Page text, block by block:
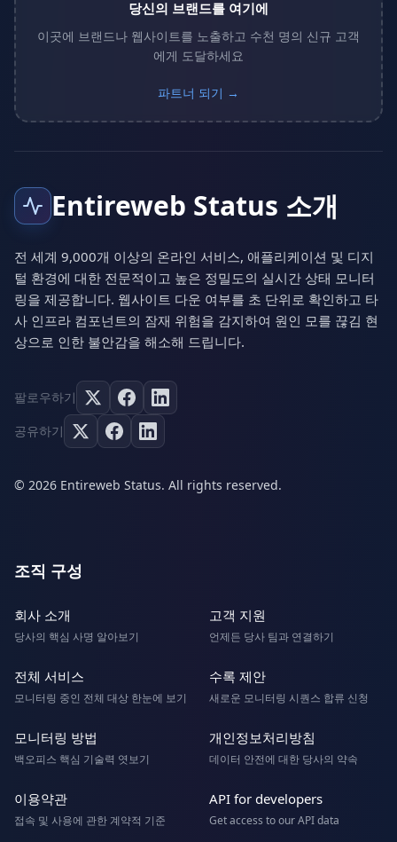
당신의 브랜드를 여기에
이곳에 브랜드나 웹사이트를 노출하고 수천 명의 신규 고객
에게 도달하세요
파트너 되기 →
Entireweb Status 소개
전 세계 9,000개 이상의 온라인 서비스, 애플리케이션 및 디지
털 환경에 대한 전문적이고 높은 정밀도의 실시간 상태 모니터
링을 제공합니다. 웹사이트 다운 여부를 초 단위로 확인하고 타
사 인프라 컴포넌트의 잠재 위험을 감지하여 원인 모를 끊김 현
상으로 인한 불안감을 해소해 드립니다.
팔로우하기
공유하기
© 2026 Entireweb Status. All rights reserved.
조직 구성
회사 소개
당사의 핵심 사명 알아보기
고객 지원
언제든 당사 팀과 연결하기
전체 서비스
모니터링 중인 전체 대상 한눈에 보기
수록 제안
새로운 모니터링 시퀀스 합류 신청
모니터링 방법
백오피스 핵심 기술력 엿보기
개인정보처리방침
데이터 안전에 대한 당사의 약속
이용약관
접속 및 사용에 관한 계약적 기준
API for developers
Get access to our API data